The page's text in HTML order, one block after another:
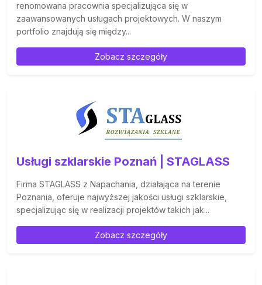
renomowana pracownia specjalizująca się w
zaawansowanych usługach projektowych. W naszym
portfolio znajdują się między...
Zobacz szczegóły
Usługi szklarskie Poznań | STAGLASS
Firma STAGLASS z Napachania, działająca na terenie
Poznania, oferuje najwyższej jakości usługi szklarskie,
specjalizując się w realizacji projektów takich jak...
Zobacz szczegóły